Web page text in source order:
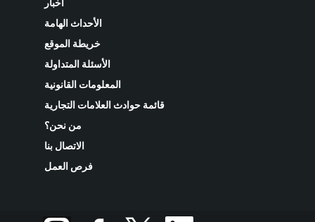
الأحداث الهامة
خريطة الموقع
الأسئلة المتداولة
المعلومات القانونية
قائمة حوادث العلامات التجارية
من نحن؟
الاتصال بنا
فرص العمل